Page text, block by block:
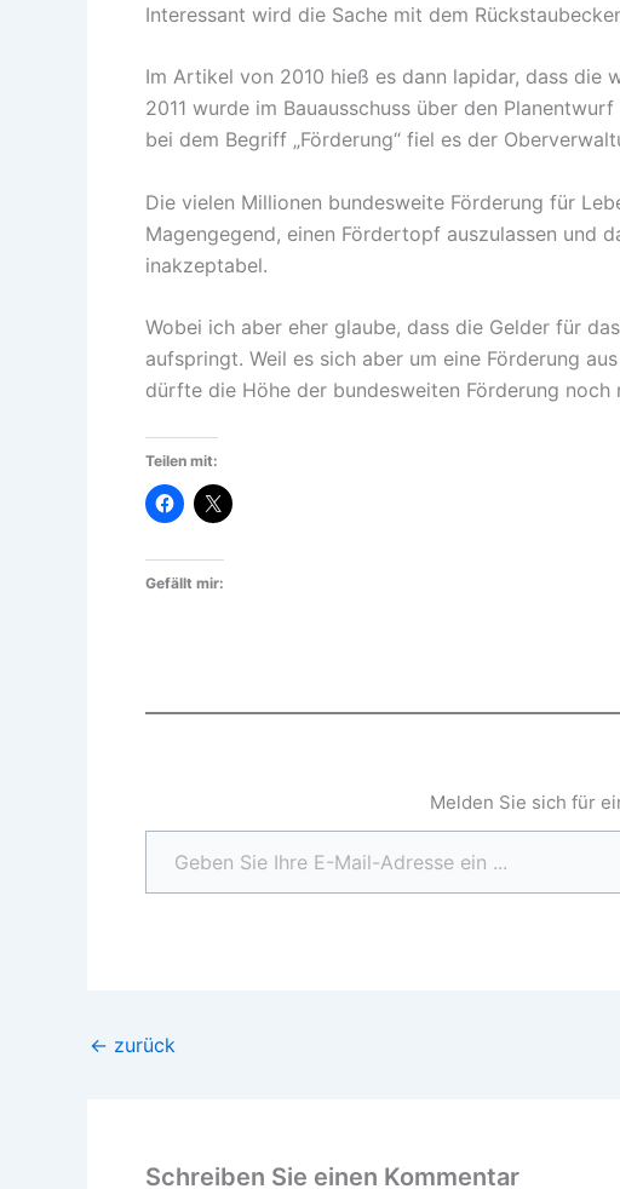
Interessant wird die Sache mit dem
Im Artikel von 2010 hieß es dann lapidar, dass die
2011 wurde im Bauausschuss über den
bei dem Begriff „Förderung“ fiel es der
Die vielen Millionen bundesweite Förderung für
Magengegend, einen Fördertopf auszulassen und
inakzeptabel.
Wobei ich aber eher glaube, dass die Gelder für
aufspringt. Weil es sich aber um eine Förderung
dürfte die Höhe der bundesweiten Förderung
Teilen mit:
Gefällt mir:
Melden Sie sich für
Geben Sie Ihre E-Mail-Adresse ein ...
← zurück
Schreiben Sie einen Kommentar